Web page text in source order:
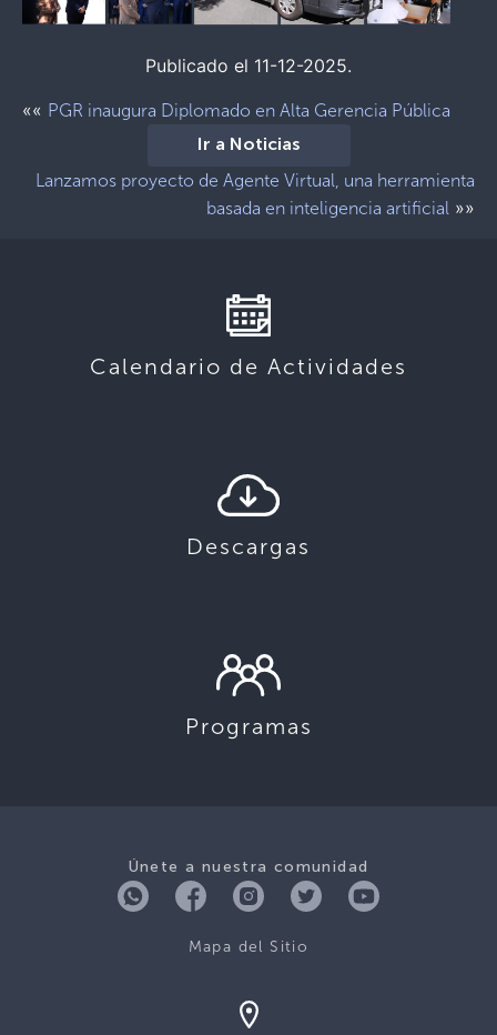
Publicado el 11-12-2025.
«« PGR inaugura Diplomado en Alta Gerencia Pública
Ir a Noticias
Lanzamos proyecto de Agente Virtual, una herramienta
basada en inteligencia artificial »»
Calendario de Actividades
Descargas
Programas
Únete a nuestra comunidad
Mapa del Sitio